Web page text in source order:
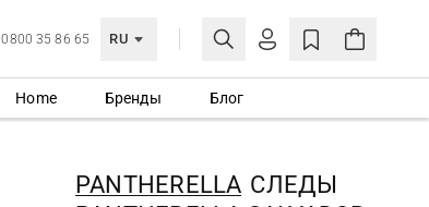
0800 35 86 65 RU
ЛИЧНЫЙ КАБИНЕТ
Home Бренды Блог
PANTHERELLA СЛЕДЫ